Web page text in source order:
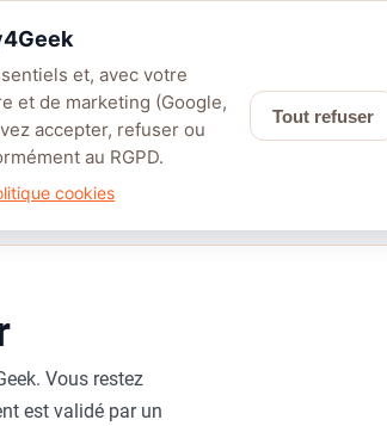
6 PALWORLD APEX LEGENDS SAROS
Vous restez
est validé par un
et, avec votre
et de marketing (Google,
accepter, refuser ou
au RGPD.
cookies
Tout refuser